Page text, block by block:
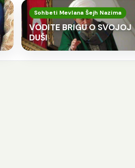
Sohbeti Mevlana Šejh Nazima
VODITE BRIGU O SVOJOJ
DUŠI